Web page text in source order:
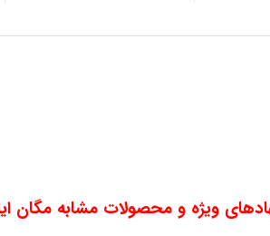
ویژه و محصولات مشابه مگان